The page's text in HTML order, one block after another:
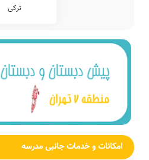
ترکی
امکانات و خدمات جانبی مدرسه